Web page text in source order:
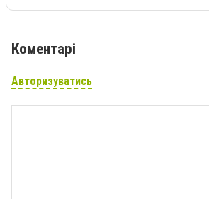
Коментарі
Авторизуватись